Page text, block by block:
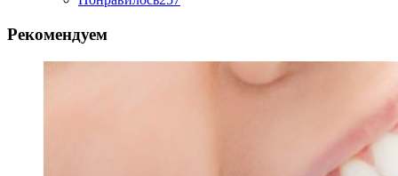
Рекомендуем